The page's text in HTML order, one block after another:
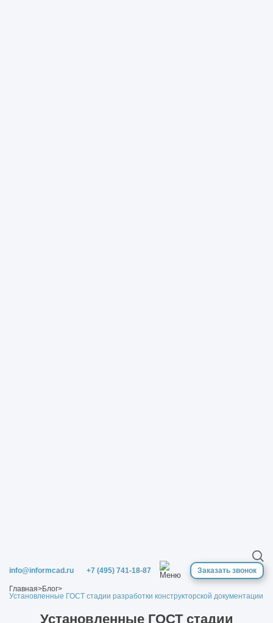
info@informcad.ru +7 (495) 741-18-87 Заказать звонок
Главная>Блог>
Установленные ГОСТ стадии разработки конструкторской документации
Установленные ГОСТ стадии
Что такое монолитные работы в